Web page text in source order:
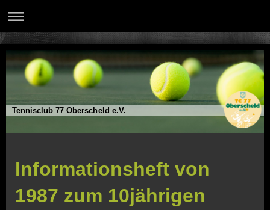
Tennisclub 77 Oberscheld e.V.
Informationsheft von
1987 zum 10jährigen